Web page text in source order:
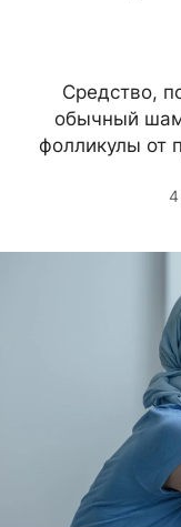
Средство,
обычный
фолликулы от
4